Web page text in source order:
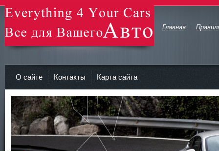
avto-zv.ru - Все для Вашего авто
Главная
О сайте Контакты Карта сайта